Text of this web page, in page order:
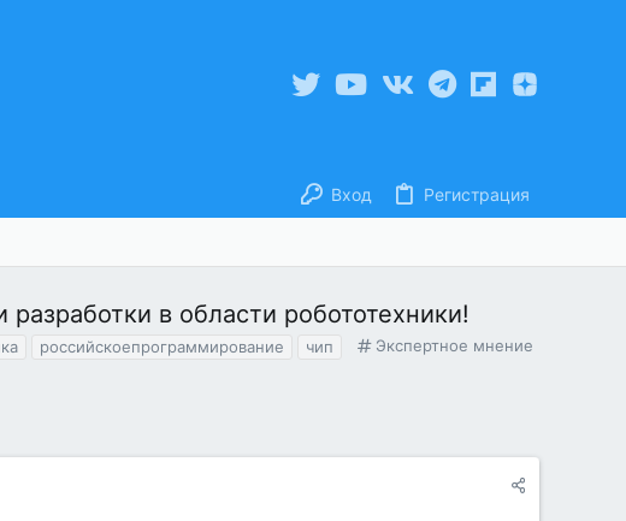
Вход Регистрация
в области робототехники!
К
о
Экспертное мнение
российскоепрограммирование
чип